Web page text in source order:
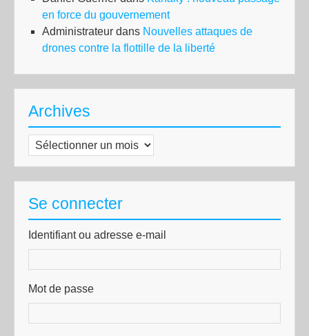
en force du gouvernement
Administrateur dans Nouvelles attaques de
drones contre la flottille de la liberté
Archives
Archives
Se connecter
Identifiant ou adresse e-mail
Mot de passe